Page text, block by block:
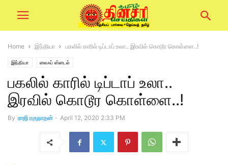
Home இந்தியா பகலில் காரில் டிப்டாப் உலா.. இரவில் கொடூர கொள்ளை..!
இந்தியா லைஃப் ஸ்டைல்
பகலில் காரில் டிப்டாப் உலா..
இரவில் கொடூர கொள்ளை..!
By ராஜி ரகுநாதன் - April 12, 2020 2:33 PM